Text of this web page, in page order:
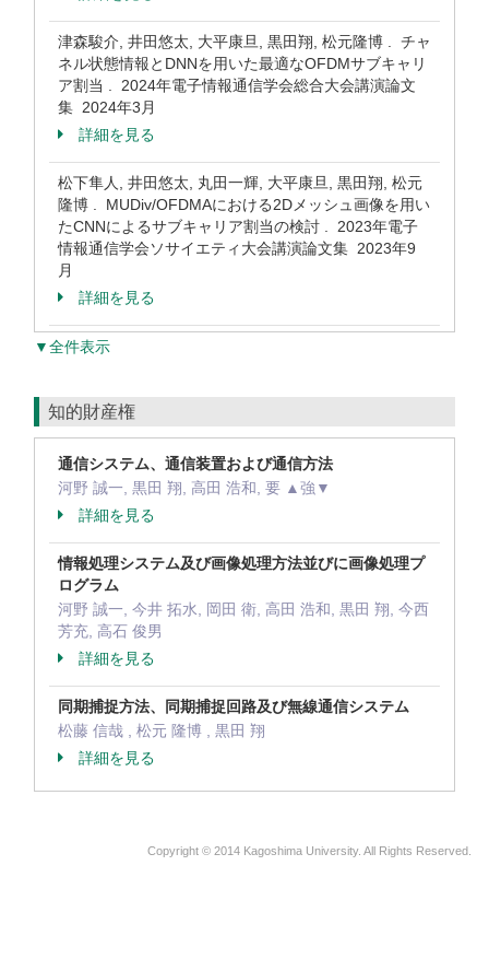
津森駿介, 井田悠太, 大平康旦, 黒田翔, 松元隆博 . チャ
ネル状態情報とDNNを用いた最適なOFDMサブキャリ
ア割当 . 2024年電子情報通信学会総合大会講演論文
集 2024年3月
詳細を見る
松下隼人, 井田悠太, 丸田一輝, 大平康旦, 黒田翔, 松元
隆博 . MUDiv/OFDMAにおける2Dメッシュ画像を用い
たCNNによるサブキャリア割当の検討 . 2023年電子
情報通信学会ソサイエティ大会講演論文集 2023年9
月
詳細を見る
▼全件表示
知的財産権
通信システム、通信装置および通信方法
河野 誠一, 黒田 翔, 高田 浩和, 要 ▲強▼
詳細を見る
情報処理システム及び画像処理方法並びに画像処理プ
ログラム
河野 誠一, 今井 拓水, 岡田 衛, 高田 浩和, 黒田 翔, 今西
芳充, 高石 俊男
詳細を見る
同期捕捉方法、同期捕捉回路及び無線通信システム
松藤 信哉 , 松元 隆博 , 黒田 翔
詳細を見る
Copyright © 2014 Kagoshima University. All Rights Reserved.